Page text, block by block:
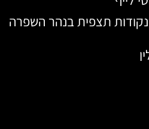
נקודות תצפית בנהר השפרה